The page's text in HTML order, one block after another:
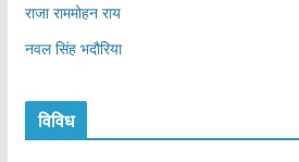
राजा राममोहन राय
नवल सिंह भदौरिया
विविध